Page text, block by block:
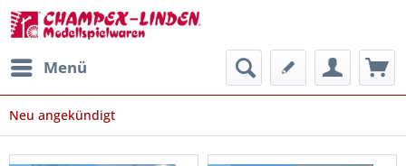
Menü
Neu angekündigt